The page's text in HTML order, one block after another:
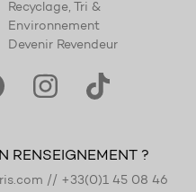
Recyclage, Tri &
Environnement
Devenir Revendeur
RENSEIGNEMENT ?
// +33(0)1 45 08 46